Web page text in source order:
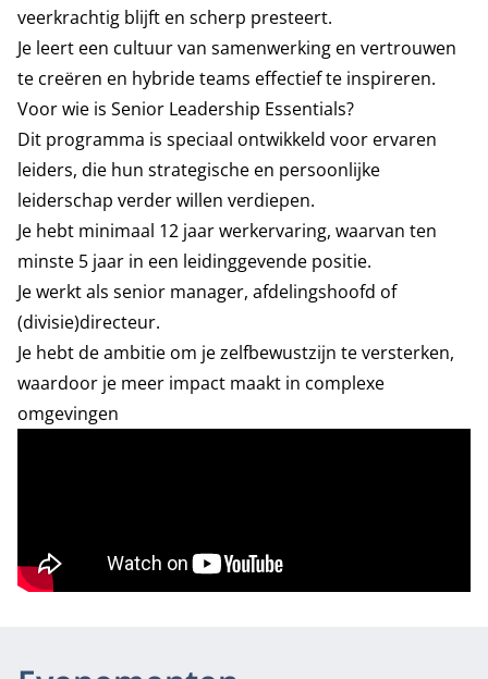
veerkrachtig blijft en scherp presteert.
Je leert een cultuur van samenwerking en vertrouwen
te creëren en hybride teams effectief te inspireren.
Voor wie is Senior Leadership Essentials?
Dit programma is speciaal ontwikkeld voor ervaren
leiders, die hun strategische en persoonlijke
leiderschap verder willen verdiepen.
Je hebt minimaal 12 jaar werkervaring, waarvan ten
minste 5 jaar in een leidinggevende positie.
Je werkt als senior manager, afdelingshoofd of
(divisie)directeur.
Je hebt de ambitie om je zelfbewustzijn te versterken,
waardoor je meer impact maakt in complexe
omgevingen